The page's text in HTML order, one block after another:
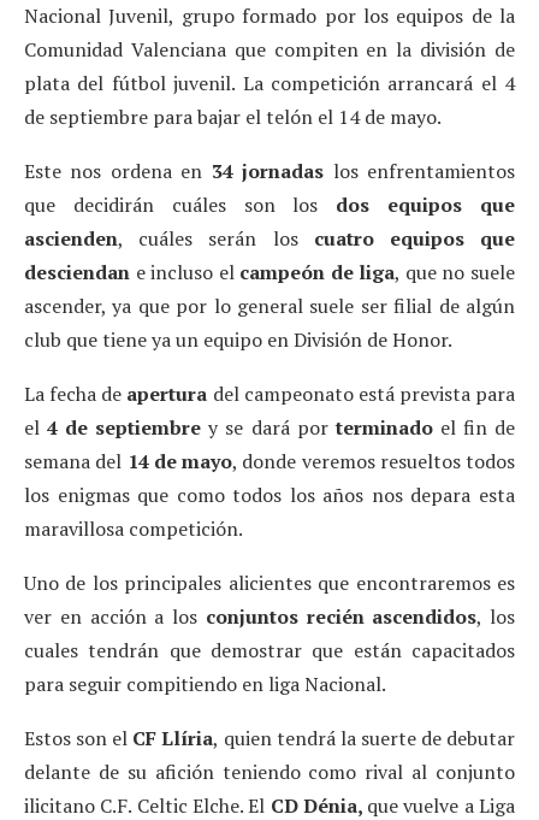
Nacional Juvenil, grupo formado por los equipos de la
Comunidad Valenciana que compiten en la división de
plata del fútbol juvenil. La competición arrancará el 4
de septiembre para bajar el telón el 14 de mayo.
Este nos ordena en 34 jornadas los enfrentamientos
que decidirán cuáles son los dos equipos que
ascienden, cuáles serán los cuatro equipos que
desciendan e incluso el campeón de liga, que no suele
ascender, ya que por lo general suele ser filial de algún
club que tiene ya un equipo en División de Honor.
La fecha de apertura del campeonato está prevista para
el4 de septiembre y se dará porterminadoel fin de
semana del 14 de mayo, donde veremos resueltos todos
los enigmas que como todos los años nos depara esta
maravillosa competición.
Uno de los principales alicientes que encontraremos es
ver en acción a los conjuntos recién ascendidos, los
cuales tendrán que demostrar que están capacitados
para seguir compitiendo en liga Nacional.
Estos son el CF Llíria, quien tendrá la suerte de debutar
delante de su afición teniendo como rival al conjunto
ilicitano C.F. Celtic Elche. El CD Dénia, que vuelve a Liga